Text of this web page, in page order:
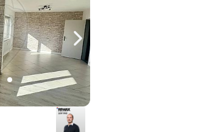
Naviguer vers la droite